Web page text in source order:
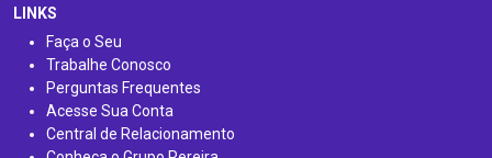
LINKS
Faça o Seu
Trabalhe Conosco
Perguntas Frequentes
Acesse Sua Conta
Central de Relacionamento